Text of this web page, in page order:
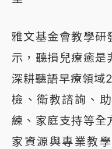
雅文基金會教學研
示，聽損兒療癒是
深耕聽語早療領域
檢、衛教諮詢、
練、家庭支持等全
家資源與專業教